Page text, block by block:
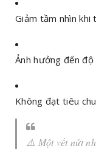
Giảm tầm nhìn khi
Ảnh hưởng đến
Không đạt tiêu
⚠️ Một vết nứt